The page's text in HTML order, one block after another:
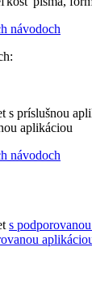
návodoch
s príslušnou
aplikáciou
návodoch
s